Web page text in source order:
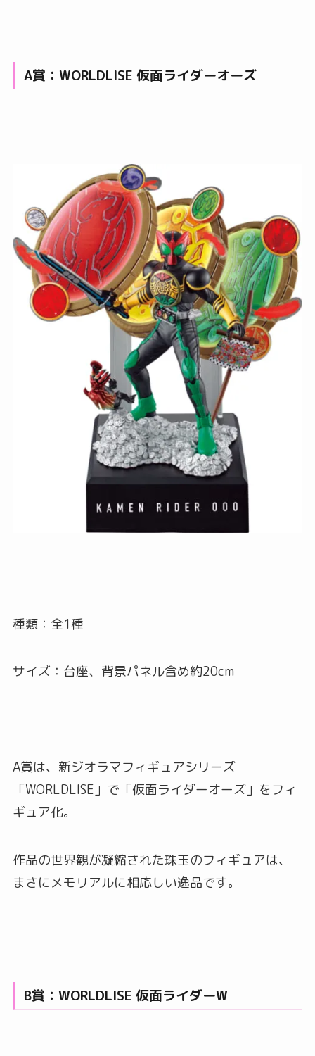
A賞：WORLDLISE 仮面ライダーオーズ
種類：全1種
サイズ：台座、背景パネル含め約20cm
A賞は、新ジオラマフィギュアシリーズ
「WORLDLISE」で「仮面ライダーオーズ」をフィ
ギュア化。
作品の世界観が凝縮された珠玉のフィギュアは、
まさにメモリアルに相応しい逸品です。
B賞：WORLDLISE 仮面ライダーW